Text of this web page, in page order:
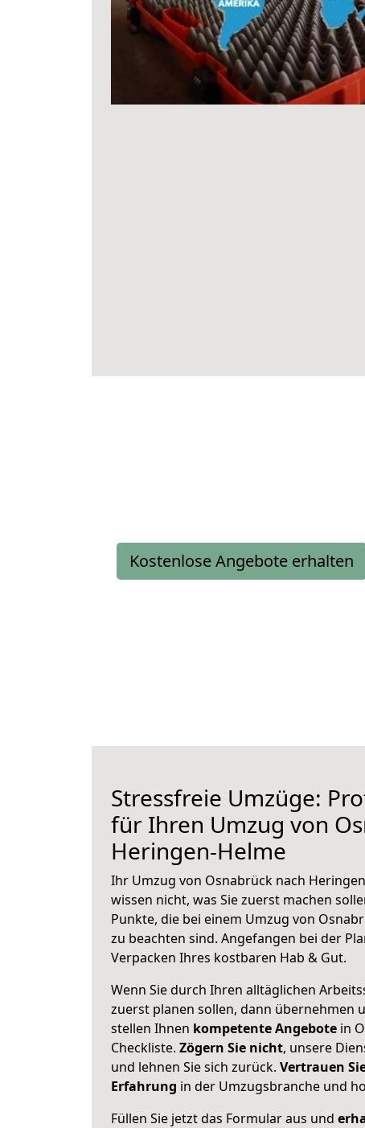
Kostenlose Angebote erhalten
Stressfreie Umzüge:
für Ihren Umzug von
Heringen-Helme
Ihr Umzug von Osnabrück nach
wissen nicht, was Sie zuerst machen
Punkte, die bei einem Umzug von
zu beachten sind. Angefangen bei der
Verpacken Ihres kostbaren Hab & Gut.
Wenn Sie durch Ihren alltäglichen
zuerst planen sollen, dann übernehmen
stellen Ihnen kompetente Angebote in
Checkliste. Zögern Sie nicht, unsere
und lehnen Sie sich zurück. Vertrauen
Erfahrung in der Umzugsbranche und
Füllen Sie jetzt das Formular aus und